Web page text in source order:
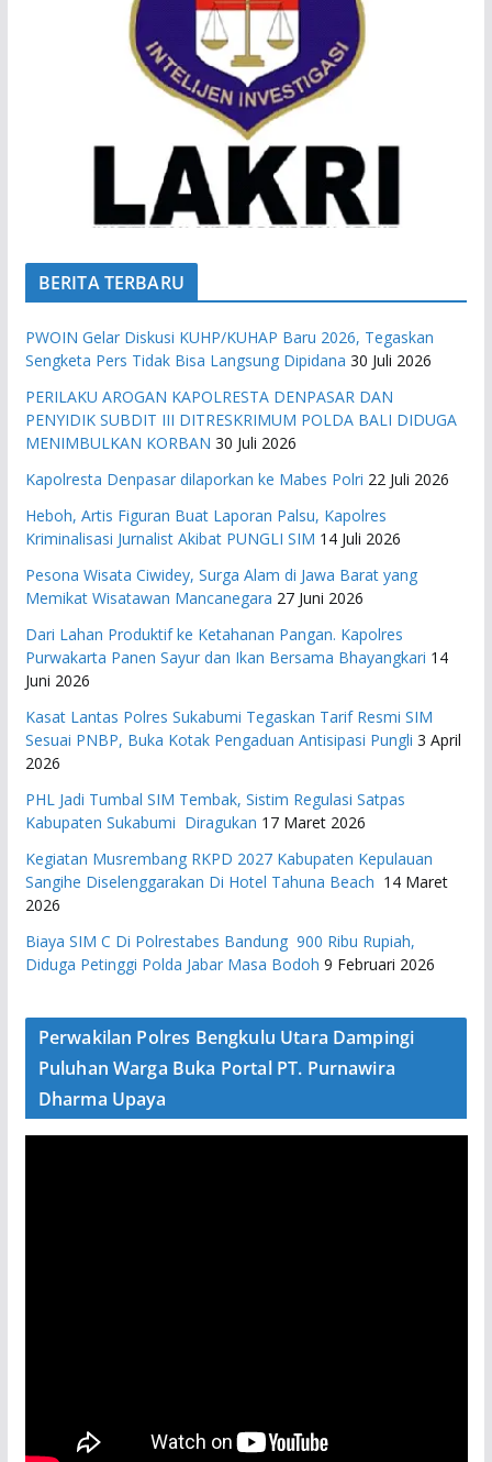
BERITA TERBARU
PWOIN Gelar Diskusi KUHP/KUHAP Baru 2026, Tegaskan
Sengketa Pers Tidak Bisa Langsung Dipidana 30 Juli 2026
PERILAKU AROGAN KAPOLRESTA DENPASAR DAN
PENYIDIK SUBDIT III DITRESKRIMUM POLDA BALI DIDUGA
MENIMBULKAN KORBAN 30 Juli 2026
Kapolresta Denpasar dilaporkan ke Mabes Polri 22 Juli 2026
Heboh, Artis Figuran Buat Laporan Palsu, Kapolres
Kriminalisasi Jurnalist Akibat PUNGLI SIM 14 Juli 2026
Pesona Wisata Ciwidey, Surga Alam di Jawa Barat yang
Memikat Wisatawan Mancanegara 27 Juni 2026
Dari Lahan Produktif ke Ketahanan Pangan. Kapolres
Purwakarta Panen Sayur dan Ikan Bersama Bhayangkari 14
Juni 2026
Kasat Lantas Polres Sukabumi Tegaskan Tarif Resmi SIM
Sesuai PNBP, Buka Kotak Pengaduan Antisipasi Pungli 3 April
2026
PHL Jadi Tumbal SIM Tembak, Sistim Regulasi Satpas
Kabupaten Sukabumi Diragukan 17 Maret 2026
Kegiatan Musrembang RKPD 2027 ​Kabupaten Kepulauan
Sangihe Diselenggarakan Di Hotel Tahuna Beach 14 Maret
2026
Biaya SIM C Di Polrestabes Bandung 900 Ribu Rupiah,
Diduga Petinggi Polda Jabar Masa Bodoh 9 Februari 2026
Perwakilan Polres Bengkulu Utara Dampingi
Puluhan Warga Buka Portal PT. Purnawira
Dharma Upaya